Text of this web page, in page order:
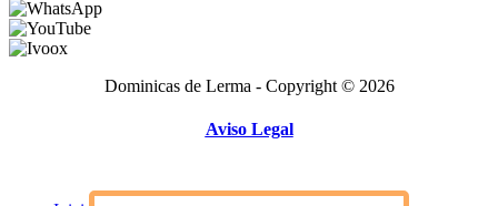
Dominicas de Lerma - Copyright © 2026
Aviso Legal